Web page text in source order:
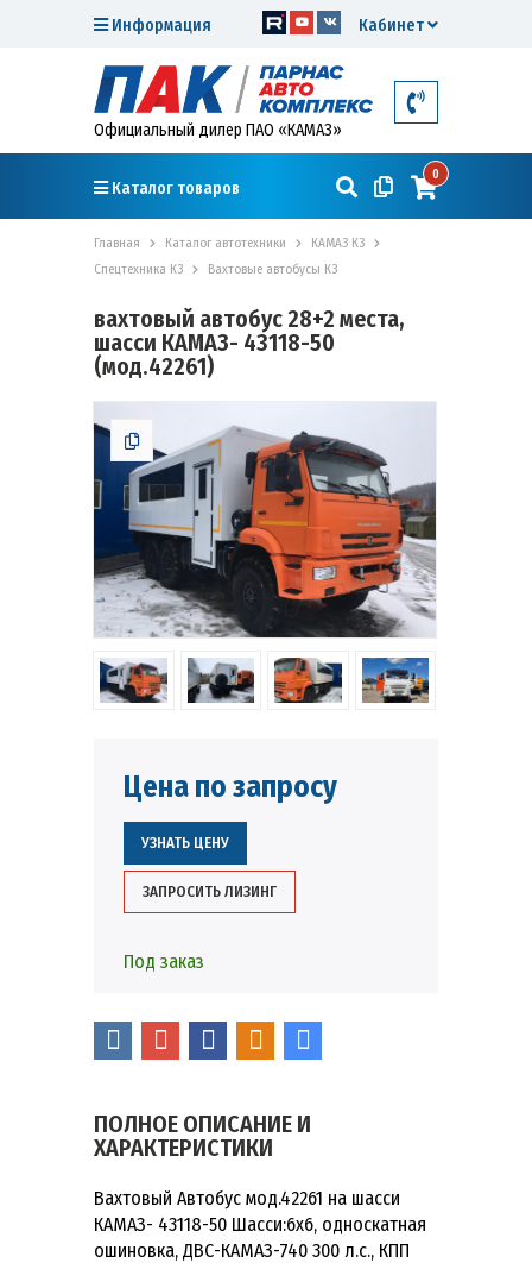
Кабинет
Информация
Официальный дилер ПАО «КАМАЗ»
Каталог товаров
0
Главная Каталог автотехники
КАМАЗ К3
Спецтехника К3
Вахтовые автобусы К3
вахтовый автобус 28+2 места,
шасси КАМАЗ- 43118-50
(мод.42261)
Цена по запросу
УЗНАТЬ ЦЕНУ
ЗАПРОСИТЬ ЛИЗИНГ
Под заказ
ПОЛНОЕ ОПИСАНИЕ И
ХАРАКТЕРИСТИКИ
Вахтовый Автобус мод.42261 на шасси
КАМАЗ- 43118-50 Шасси:6х6, односкатная
ошиновка, ДВС-КАМАЗ-740 300 л.с., КПП